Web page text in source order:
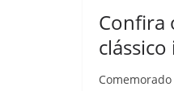
Confira